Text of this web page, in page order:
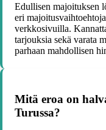
Edullisen majoituksen
eri
verkkosivuilla.
tarjouksia sekä varata
parhaan mahdollisen
Mitä eroa on
Turussa?